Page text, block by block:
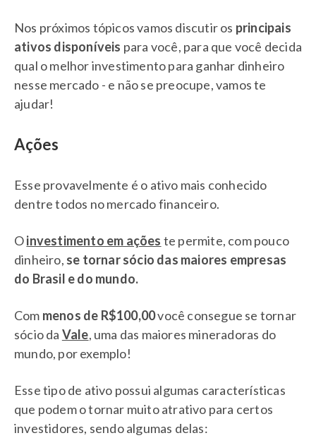
Nos próximos tópicos vamos discutir os principais
ativos disponíveis para você, para que você decida
qual o melhor investimento para ganhar dinheiro
nesse mercado - e não se preocupe, vamos te
ajudar!
Ações
Esse provavelmente é o ativo mais conhecido
dentre todos no mercado financeiro.
Oinvestimento em ações te permite, com pouco
dinheiro, se tornar sócio das maiores empresas
do Brasil e do mundo.
Com menos de R$100,00você consegue se tornar
sócio da Vale, uma das maiores mineradoras do
mundo, por exemplo!
Esse tipo de ativo possui algumas características
que podem o tornar muito atrativo para certos
investidores, sendo algumas delas: